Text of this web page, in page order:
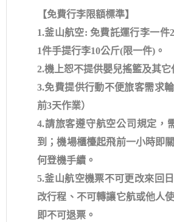
【免費行李限額標準】
1.釜山航空: 免費託運行李一件
1件手提行李10公斤(限一件)。
2.機上恕不提供嬰兒搖籃及其
3.免費提供行動不便旅客需求
前3天作業）
4.請旅客遵守航空公司規定，
到；機場櫃檯起飛前一小時即
何登機手續。
5.釜山航空機票不可更改來回
改行程、不可轉讓它航或他人
即不可退票。